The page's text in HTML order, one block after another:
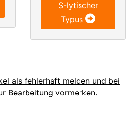
S-lytischer
Typus
als fehlerhaft melden und bei
Bearbeitung vormerken.